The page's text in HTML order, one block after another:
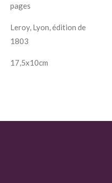
pages
Leroy, Lyon, édition de
1803
17,5x10cm